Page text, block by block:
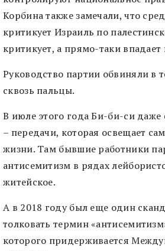
Корбина также замечали, что
критикует Израиль по
критикует, а прямо-таки
Руководство партии обвиняли в
сквозь пальцы.
В июле этого года Би-би-си даже
– передачи, которая освещает
жизни. Там бывшие работники
антисемитизм в рядах
житейское.
А в 2018 году был еще один
толковать термин
которого придерживается